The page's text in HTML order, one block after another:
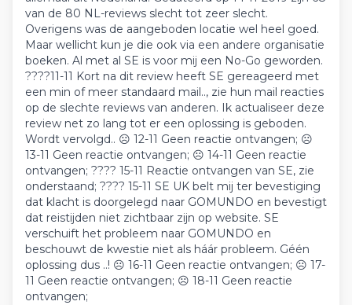
van de 80 NL-reviews slecht tot zeer slecht.
Overigens was de aangeboden locatie wel heel goed.
Maar wellicht kun je die ook via een andere organisatie
boeken. Al met al SE is voor mij een No-Go geworden.
????11-11 Kort na dit review heeft SE gereageerd met
een min of meer standaard mail.., zie hun mail reacties
op de slechte reviews van anderen. Ik actualiseer deze
review net zo lang tot er een oplossing is geboden.
Wordt vervolgd.. ☹️ 12-11 Geen reactie ontvangen; ☹️
13-11 Geen reactie ontvangen; ☹️ 14-11 Geen reactie
ontvangen; ???? 15-11 Reactie ontvangen van SE, zie
onderstaand; ???? 15-11 SE UK belt mij ter bevestiging
dat klacht is doorgelegd naar GOMUNDO en bevestigt
dat reistijden niet zichtbaar zijn op website. SE
verschuift het probleem naar GOMUNDO en
beschouwt de kwestie niet als háár probleem. Géén
oplossing dus ..! ☹️ 16-11 Geen reactie ontvangen; ☹️ 17-
11 Geen reactie ontvangen; ☹️ 18-11 Geen reactie
ontvangen;